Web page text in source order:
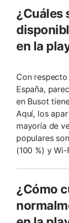
¿Cuáles
en la
Con
España,
en Busot
Aquí, los
mayoría de
populares
(100 %) y
¿Cómo